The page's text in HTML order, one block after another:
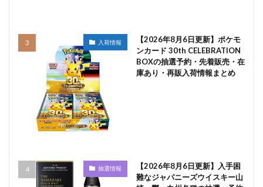
入荷情報
【2026年8月6日更新】ポケモ
ンカード 30th CELEBRATION
BOXの抽選予約・先着販売・在
庫あり・再販入荷情報まとめ
抽選情報
【2026年8月6日更新】入手困
難なジャパニーズウイスキー山